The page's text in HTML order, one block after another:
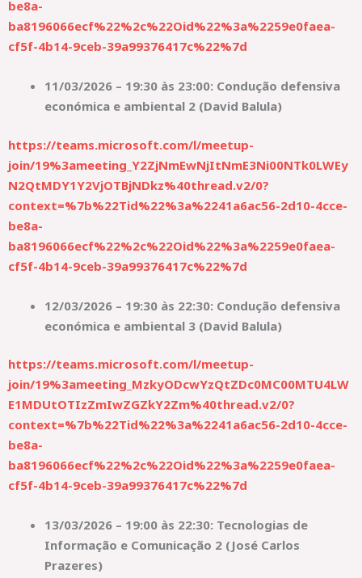
be8a-
ba8196066ecf%22%2c%22Oid%22%3a%2259e0faea-
cf5f-4b14-9ceb-39a99376417c%22%7d
11/03/2026 – 19:30 às 23:00: Condução defensiva
económica e ambiental 2 (David Balula)
https://teams.microsoft.com/l/meetup-
join/19%3ameeting_Y2ZjNmEwNjItNmE3Ni00NTk0LWEy
N2QtMDY1Y2VjOTBjNDkz%40thread.v2/0?
context=%7b%22Tid%22%3a%2241a6ac56-2d10-4cce-
be8a-
ba8196066ecf%22%2c%22Oid%22%3a%2259e0faea-
cf5f-4b14-9ceb-39a99376417c%22%7d
12/03/2026 – 19:30 às 22:30: Condução defensiva
económica e ambiental 3 (David Balula)
https://teams.microsoft.com/l/meetup-
join/19%3ameeting_MzkyODcwYzQtZDc0MC00MTU4LW
E1MDUtOTIzZmIwZGZkY2Zm%40thread.v2/0?
context=%7b%22Tid%22%3a%2241a6ac56-2d10-4cce-
be8a-
ba8196066ecf%22%2c%22Oid%22%3a%2259e0faea-
cf5f-4b14-9ceb-39a99376417c%22%7d
13/03/2026 – 19:00 às 22:30: Tecnologias de
Informação e Comunicação 2 (José Carlos
Prazeres)